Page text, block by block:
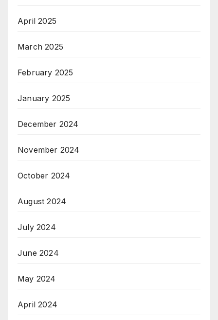
April 2025
March 2025
February 2025
January 2025
December 2024
November 2024
October 2024
August 2024
July 2024
June 2024
May 2024
April 2024